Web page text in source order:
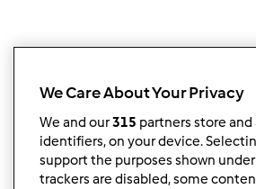
We Care About Your Privacy
We and our315 partners store
identifiers, on your device.
support the purposes shown
trackers are disabled, some